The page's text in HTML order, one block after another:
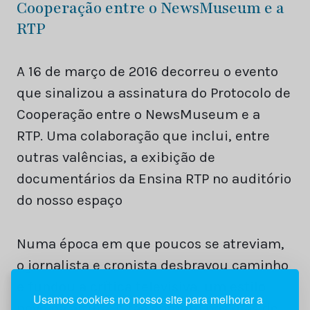
Usamos cookies no nosso site para melhorar a
Cooperação entre o NewsMuseum e a
RTP
A 16 de março de 2016 decorreu o evento
que sinalizou a assinatura do Protocolo de
Cooperação entre o NewsMuseum e a
RTP. Uma colaboração que inclui, entre
outras valências, a exibição de
documentários da Ensina RTP no auditório
do nosso espaço
Numa época em que poucos se atreviam,
o jornalista e cronista desbravou caminho